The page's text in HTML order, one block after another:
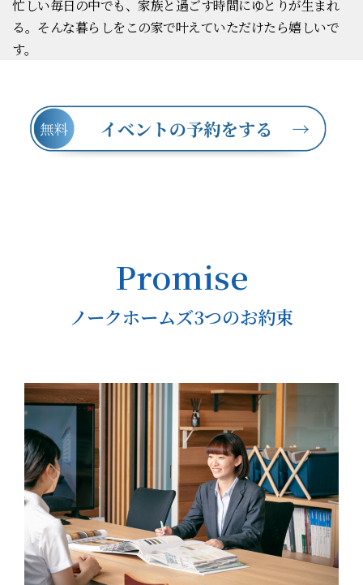
忙しい毎日の中でも、家族と過ごす時間にゆとりが生まれ
る。そんな暮らしをこの家で叶えていただけたら嬉しいで
す。
Promise
ノークホームズ3つのお約束